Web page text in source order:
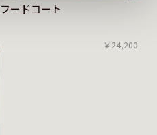
フードコート
￥24,200